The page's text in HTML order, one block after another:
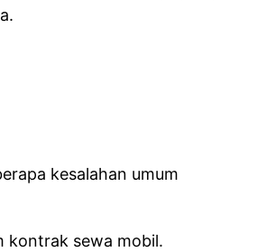
kesalahan umum
kontrak sewa mobil.